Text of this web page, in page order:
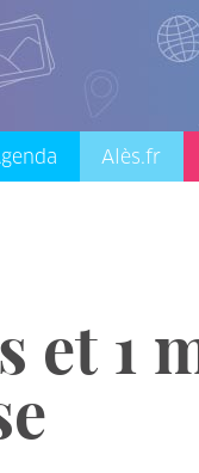
Alès.fr
et 1